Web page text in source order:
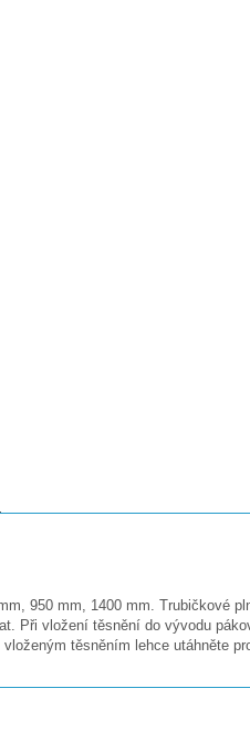
950 mm, 1400 mm. Trubičkové
Při vložení těsnění do vývodu
těsněním lehce utáhněte